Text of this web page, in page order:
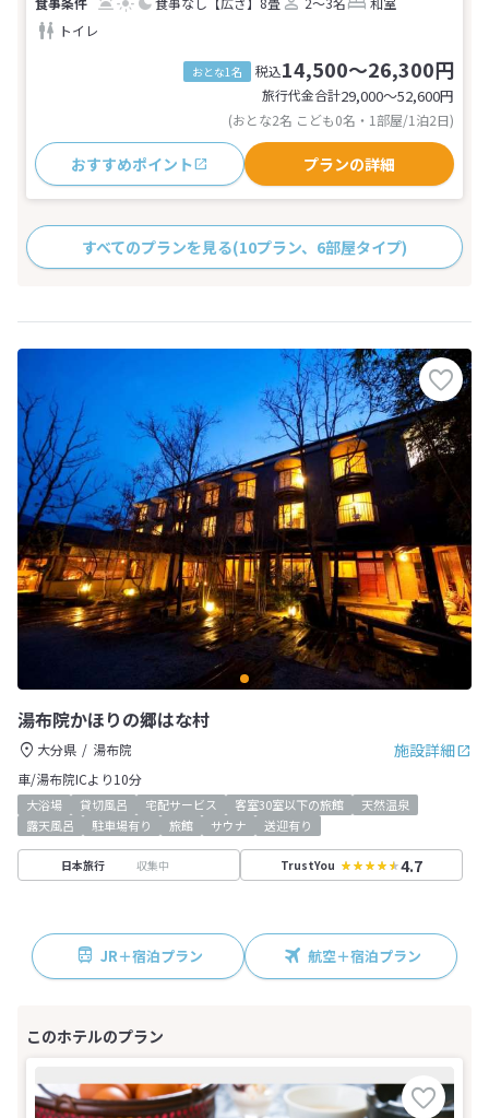
トイレ
おとな1名 税込14,500～26,300円
旅行代金合計29,000〜52,600円
(おとな2名 こども0名・1部屋/1泊2日)
おすすめポイント プランの詳細
すべてのプランを見る(10プラン、6部屋タイプ)
湯布院かほりの郷はな村
施設詳細
大分県
湯布院
車/湯布院ICより10分
大浴場 貸切風呂 宅配サービス 客室30室以下の旅館
天然温泉
露天風呂
駐車場有り 旅館 サウナ 送迎有り
日本旅行 収集中 TrustYou 4.7
JR＋宿泊プラン 航空＋宿泊プラン